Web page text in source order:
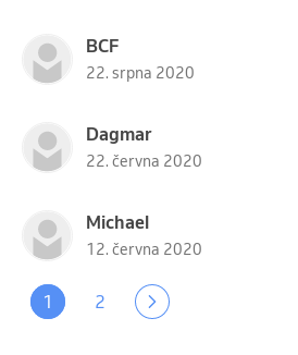
BCF
22. srpna 2020
Dagmar
22. června 2020
Michael
12. června 2020
1 2